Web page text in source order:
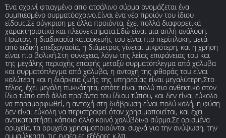
Ένα σχοινί φτιαγμένο από ατσάλινο σύρμα ονομάζεται ένα
συμπιεσμένο συρματόσχοινο.Είναι ένα νέο προϊόν του ίδιου
είδους.Σε σύγκριση με άλλα προϊόντα, έχει πολλά διαφορετικά
χαρακτηριστικά και πλεονεκτήματα.Εδώ είναι μια απλή ανάλυση.
Πρώτον, η διαδικασία κατασκευής του είναι πιο περίπλοκη, μετά
από ειδική επεξεργασία, η διάμετρος γίνεται μικρότερη, και η χρήση
είναι πιο βολική.Στη συνέχεια, λόγω της λείας επιφάνειας του και
της μεγάλης περιοχής επαφής μεταξύ συρματόπλεγμα από χάλυβα
και συρματόπλεγμα από χάλυβα, η αντοχή της φθοράς του είναι
καλύτερη και η διάρκεια ζωής της υπηρεσίας είναι μεγαλύτερη.Στο
τέλος, έχει μεγάλη πυκνότητα, οπότε είναι πολύ πιο ανθεκτικό στον
ίδιο τύπο από άλλα προϊόντα του ίδιου τύπου, και δεν είναι εύκολο
να παραμορφωθεί, η αντοχή στη διάβρωση είναι πολύ καλή, η φύση
δεν είναι εύκολη να περιστραφεί όταν χρησιμοποιείται, και έχει
αντικαταστήσει κάποιο άλλο κοινό χαλύβδινο σύρμα.Σε ορισμένα
ορυχεία, τα ορυχεία χρησιμοποιούνται συχνά για την ανύψωση, την
ρυμούλκηση, τις εναέριες εξέδρες κ.λπ.